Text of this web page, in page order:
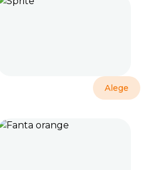
Alege